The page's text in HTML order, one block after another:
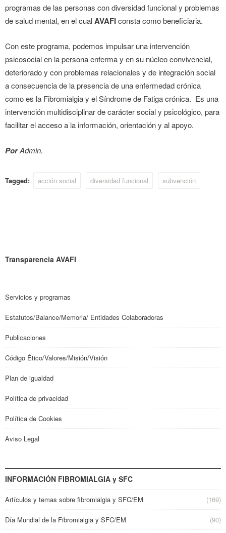
programas de las personas con diversidad funcional y problemas
de salud mental, en el cualAVAFIconsta como beneficiaria.
Con este programa, podemos impulsar una intervención
psicosocial en la persona enferma y en su núcleo convivencial,
deteriorado y con problemas relacionales y de integración social
a consecuencia de la presencia de una enfermedad crónica
como es la Fibromialgia y el Síndrome de Fatiga crónica. Es una
intervención multidisciplinar de carácter social y psicológico, para
facilitar el acceso a la información, orientación y al apoyo.
PorAdmin.
Tagged: acción social diversidad funcional subvención
Transparencia AVAFI
Servicios y programas
Estatutos/Balance/Memoria/ Entidades Colaboradoras
Publicaciones
Código Ético/Valores/Misión/Visión
Plan de igualdad
Política de privacidad
Política de Cookies
Aviso Legal
INFORMACIÓN FIBROMIALGIA y SFC
Artículos y temas sobre fibromialgia y SFC/EM (169)
Día Mundial de la Fibromialgia y SFC/EM (90)